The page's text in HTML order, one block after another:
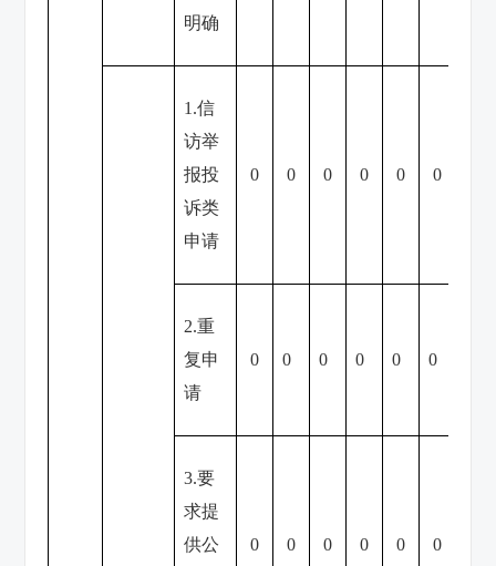
明确
1.信
访举
报投
诉类
申请
0 0 0 0 0 0
2.重
复申
请
0 0 0 0 0 0
3.要
求提
供公
0 0 0 0 0 0